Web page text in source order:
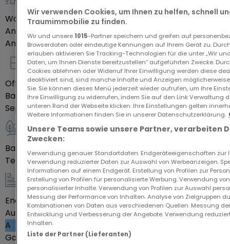
avantages du secteur frontalier. Actifs, familles et
investisseurs, découvrez les remarquables villas
proposées par Opale.
Les villas composant Opale vous assurent un lieu
de vie offrant tout le confort et la tranquillité dont
vous avez besoin. Chacune de ces villas sont
agencées de sorte à rendre votre quotidien plus
fonctionnel et agréable. Au coeur de la nature, ces
villas à l'architecture moderne et soignée,
proposent des prestations haut-de-gammes pour
sont personnalisables ce qui rendra votre
logement d'autant plus unique.
Profitez d'un logement incomparable allié à une
situation idéale pour y vivre en famille et y créer
une multitude de souvenirs.
allgemein
Wohnfläche130,72m²
Anzahl der Zimmer5
Anzahl Schlafzimmer4
Innenausstattung
Offene KücheJa
Badezimmer2
Separate Toiletten2
Außenbereich
Balkon
m²
TerrasseJa
Energie / Heizung
EnergieeffizienzklasseLeer
Ausstoß von Treibhausgasen
A
GasheizungJa
Wir verwenden Cookies, um Ihnen zu helfen, schnell
Traumimmobilie zu finden.
Wir und unsere 1015-Partner speichern und greifen auf
Browserdaten oder eindeutige Kennungen auf Ihrem Gerät zu.
erlauben aktivieren Sie Tracking-Technologien für die unter „Wir
Daten, um Ihnen Dienste bereitzustellen“ aufgeführten Zwecke.
Cookies ablehnen oder Widerruf Ihrer Einwilligung werden diese
deaktiviert sind, sind manche Inhalte und Anzeigen
Sie. Sie können dieses Menü jederzeit wieder aufrufen, um Ihre
Ihre Einwilligung zu widerrufen, indem Sie auf den Link Verwaltung
unteren Rand der Webseite klicken. Ihre Einstellungen gelten
Weitere Informationen finden Sie in unserer Datenschutzerklärung.
Unsere Teams sowie unsere Partner, verarbeiten
Zwecken:
Verwendung genauer Standortdaten. Endgeräteeigenschaften zur
Verwendung reduzierter Daten zur Auswahl von Werbeanzeigen.
Informationen auf einem Endgerät. Erstellung von Profilen zur
Erstellung von Profilen für personalisierte Werbung. Verwendung
personalisierter Inhalte. Verwendung von Profilen zur Auswahl
Messung der Performance von Inhalten. Analyse von Zielgruppen
Kombinationen von Daten aus verschiedenen Quellen. Messung
Entwicklung und Verbesserung der Angebote. Verwendung
Inhalten.
Liste der Partner (Lieferanten)